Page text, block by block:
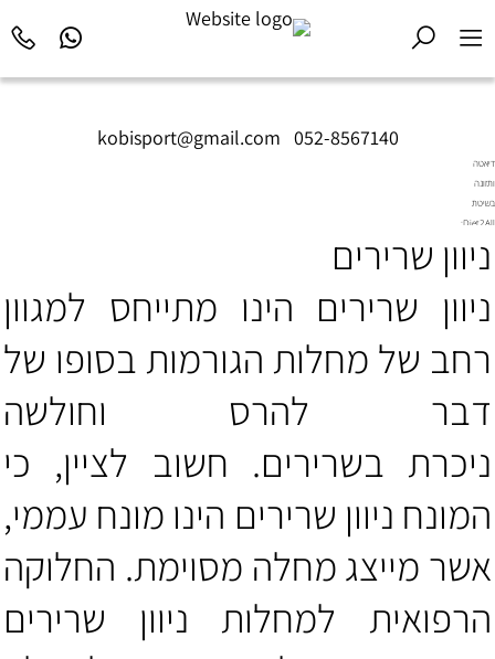
kobisport@gmail.com 052-8567140
דיאטה
ותזונה
בשיטת
Diet2All:
שמאחורי
המושלם.
ניוון שרירים
ניוון שרירים הינו מתייחס למגוון
רחב של מחלות הגורמות בסופו של
דבר להרס וחולשה
ניכרת בשרירים. חשוב לציין, כי
המונח ניוון שרירים הינו מונח עממי,
אשר מייצג מחלה מסוימת. החלוקה
הרפואית למחלות ניוון שרירים